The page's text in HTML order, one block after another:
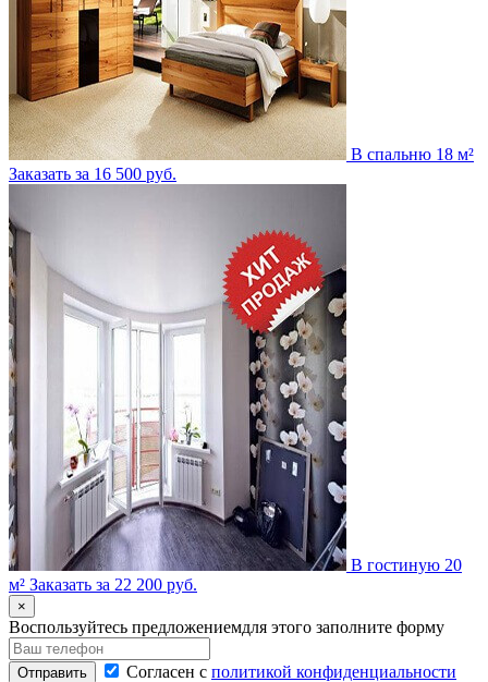
В спальню 18 м²
Заказать за 16 500 руб.
В гостиную 20
м² Заказать за 22 200 руб.
×
Воспользуйтесь предложениемдля этого заполните форму
Отправить Согласен с политикой конфиденциальности